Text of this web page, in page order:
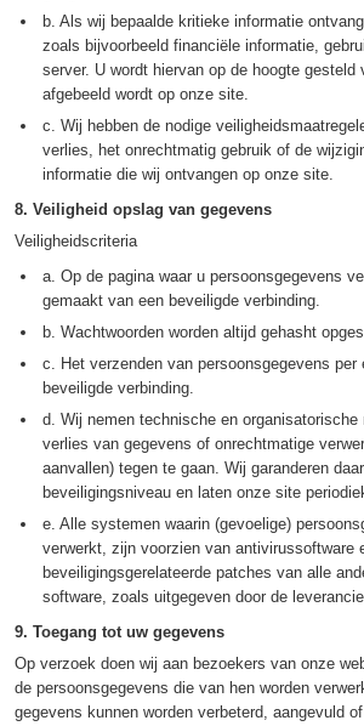
b. Als wij bepaalde kritieke informatie
zoals bijvoorbeeld financiële informatie,
server. U wordt hiervan op de hoogte gesteld
afgebeeld wordt op onze site.
c. Wij hebben de nodige
verlies, het onrechtmatig gebruik of de
informatie die wij ontvangen op onze site.
8. Veiligheid opslag van gegevens
Veiligheidscriteria
a. Op de pagina waar u persoonsgegevens
gemaakt van een beveiligde verbinding.
b. Wachtwoorden worden altijd gehasht
c. Het verzenden van persoonsgegevens per
beveiligde verbinding.
d. Wij nemen technische en organisatorische
verlies van gegevens of onrechtmatige
aanvallen) tegen te gaan. Wij garanderen
beveiligingsniveau en laten onze site
e. Alle systemen waarin (gevoelige)
verwerkt, zijn voorzien van antivirussoftware
beveiligingsgerelateerde patches van alle
software, zoals uitgegeven door de
9. Toegang tot uw gegevens
Op verzoek doen wij aan bezoekers van onze
de persoonsgegevens die van hen worden
gegevens kunnen worden verbeterd, aangevuld